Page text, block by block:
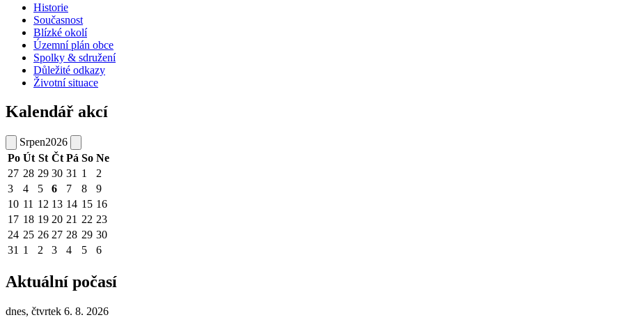
Historie
Současnost
Blízké okolí
Územní plán obce
Spolky & sdružení
Důležité odkazy
Životní situace
Kalendář akcí
Srpen2026
Po Út St Čt Pá So Ne
27 28 29 30 31 1
2
3
4 5 6 7 8
9
10 11 12 13 14 15 16
17 18 19 20 21 22 23
24 25 26 27 28 29 30
31 1 2 3 4 5 6
Aktuální počasí
dnes, čtvrtek 6. 8. 2026